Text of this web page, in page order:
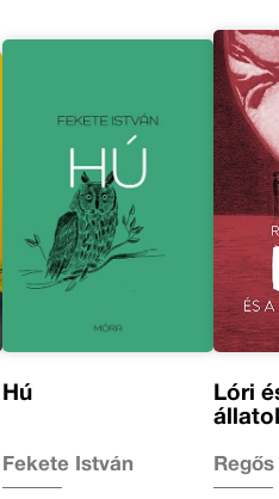
Hú
Fekete István
Lóri